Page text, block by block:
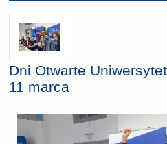
Dni Otwarte
11 marca